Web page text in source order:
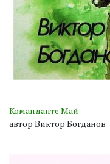
Команданте Май
автор Виктор Богданов